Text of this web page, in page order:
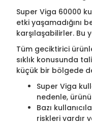
Super Viga 60000
etki yaşamadığını
karşılaşabilirler. Bu
Tüm geciktirici
sıklık konusunda
küçük bir bölgede
Super Viga
nedenle,
Bazı
riskleri vardır